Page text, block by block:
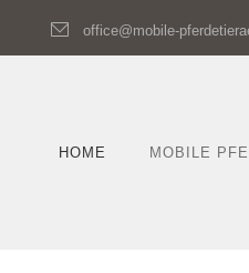
office@mobile-
HOME MOBILE